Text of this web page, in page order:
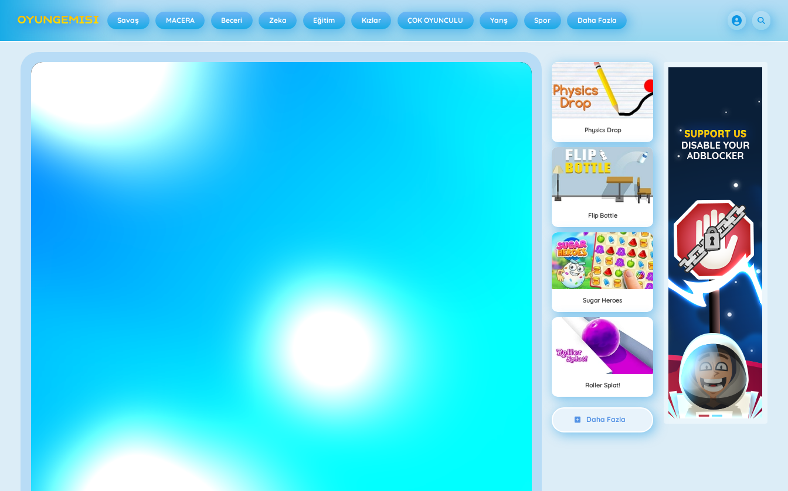
Savaş MACERA Beceri Zeka Eğitim Kızlar ÇOK OYUNCULU Yarış Spor Daha Fazla
Physics Drop
Flip Bottle
Sugar Heroes
Roller Splat!
Daha Fazla